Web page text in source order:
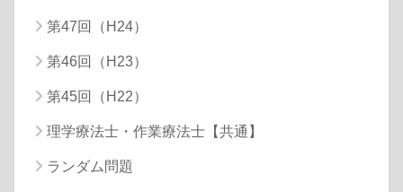
第47回（H24）
第46回（H23）
第45回（H22）
理学療法士・作業療法士【共通】
ランダム問題